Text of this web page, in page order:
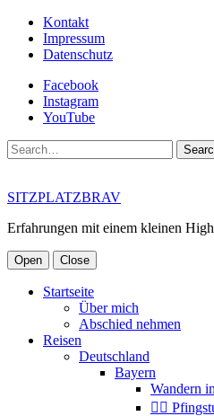
Kontakt
Impressum
Datenschutz
Facebook
Instagram
YouTube
Search
SITZPLATZBRAV
Erfahrungen mit einem kleinen
Open Close
Startseite
Über mich
Abschied nehmen
Reisen
Deutschland
Bayern
Wandern
🚴‍♀️